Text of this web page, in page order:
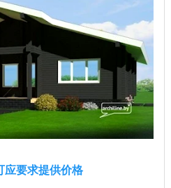
应要求提供价格